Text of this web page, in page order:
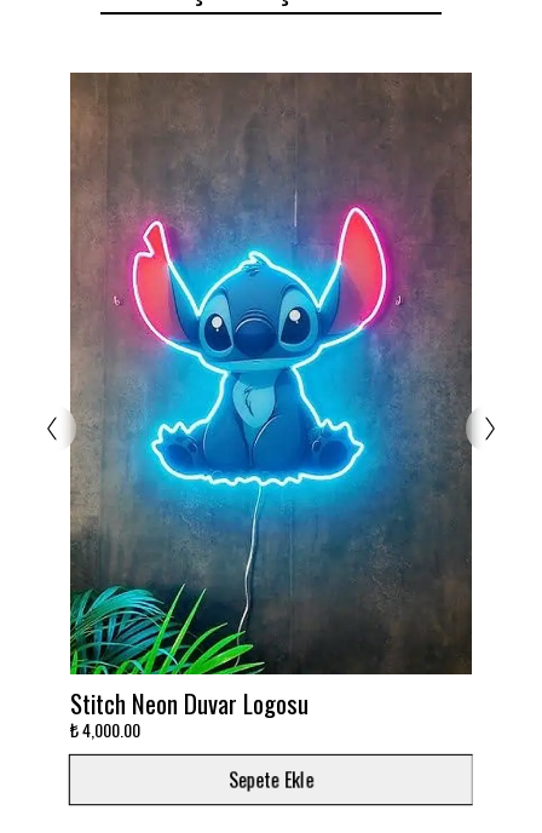
Işıltılı tasarımı, hem gündüz hem de gece göz alıcı
bir atmosfer yaratır. Hayatın her anında iyi
hissetmek için bu eseri tercih edin!
Logosu